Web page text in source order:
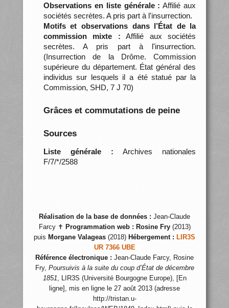
Observations en liste générale : Affilié aux
sociétés secrètes. A pris part à l'insurrection.
Motifs et observations dans l’État de la
commission mixte : Affilié aux sociétés
secrètes. A pris part à l'insurrection.
(Insurrection de la Drôme. Commission
supérieure du département. État général des
individus sur lesquels il a été statué par la
Commission, SHD, 7 J 70)
Grâces et commutations de peine
Sources
Liste générale : Archives nationales
F/7/*/2588
Réalisation de la base de données : Jean-Claude
Farcy ✝ Programmation web : Rosine Fry(2013)
puis Morgane Valageas (2018) Hébergement : LIR3S
UR 7366 UBE
Référence électronique : Jean-Claude Farcy, Rosine
Fry, Poursuivis à la suite du coup d’État de décembre
1851, LIR3S (Université Bourgogne Europe), [En
ligne], mis en ligne le 27 août 2013 (adresse
http://tristan.u-